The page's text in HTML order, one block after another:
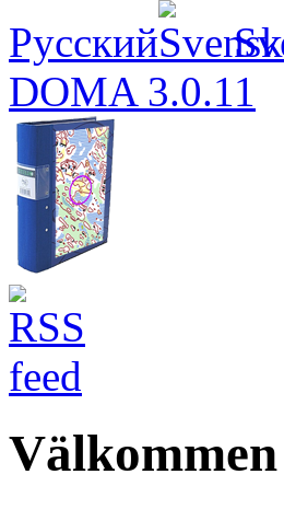
Русский
DOMA 3.0.11